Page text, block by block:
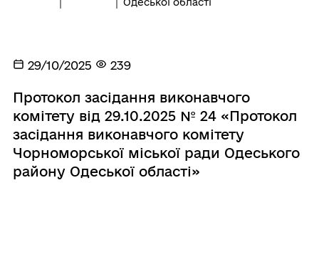
29/10/2025 239
Протокол засідання виконавчого
комітету від 29.10.2025 № 24 «Протокол
засідання виконавчого комітету
Чорноморської міської ради Одеського
району Одеської області»